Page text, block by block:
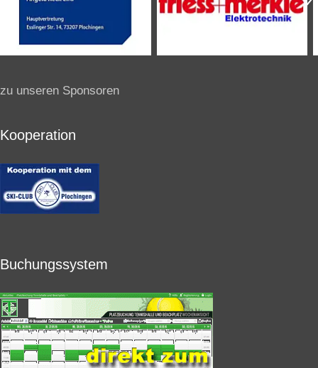
zu unseren Sponsoren
Kooperation
Buchungssystem